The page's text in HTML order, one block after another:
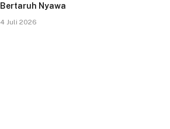
Bertaruh Nyawa
4 Juli 2026